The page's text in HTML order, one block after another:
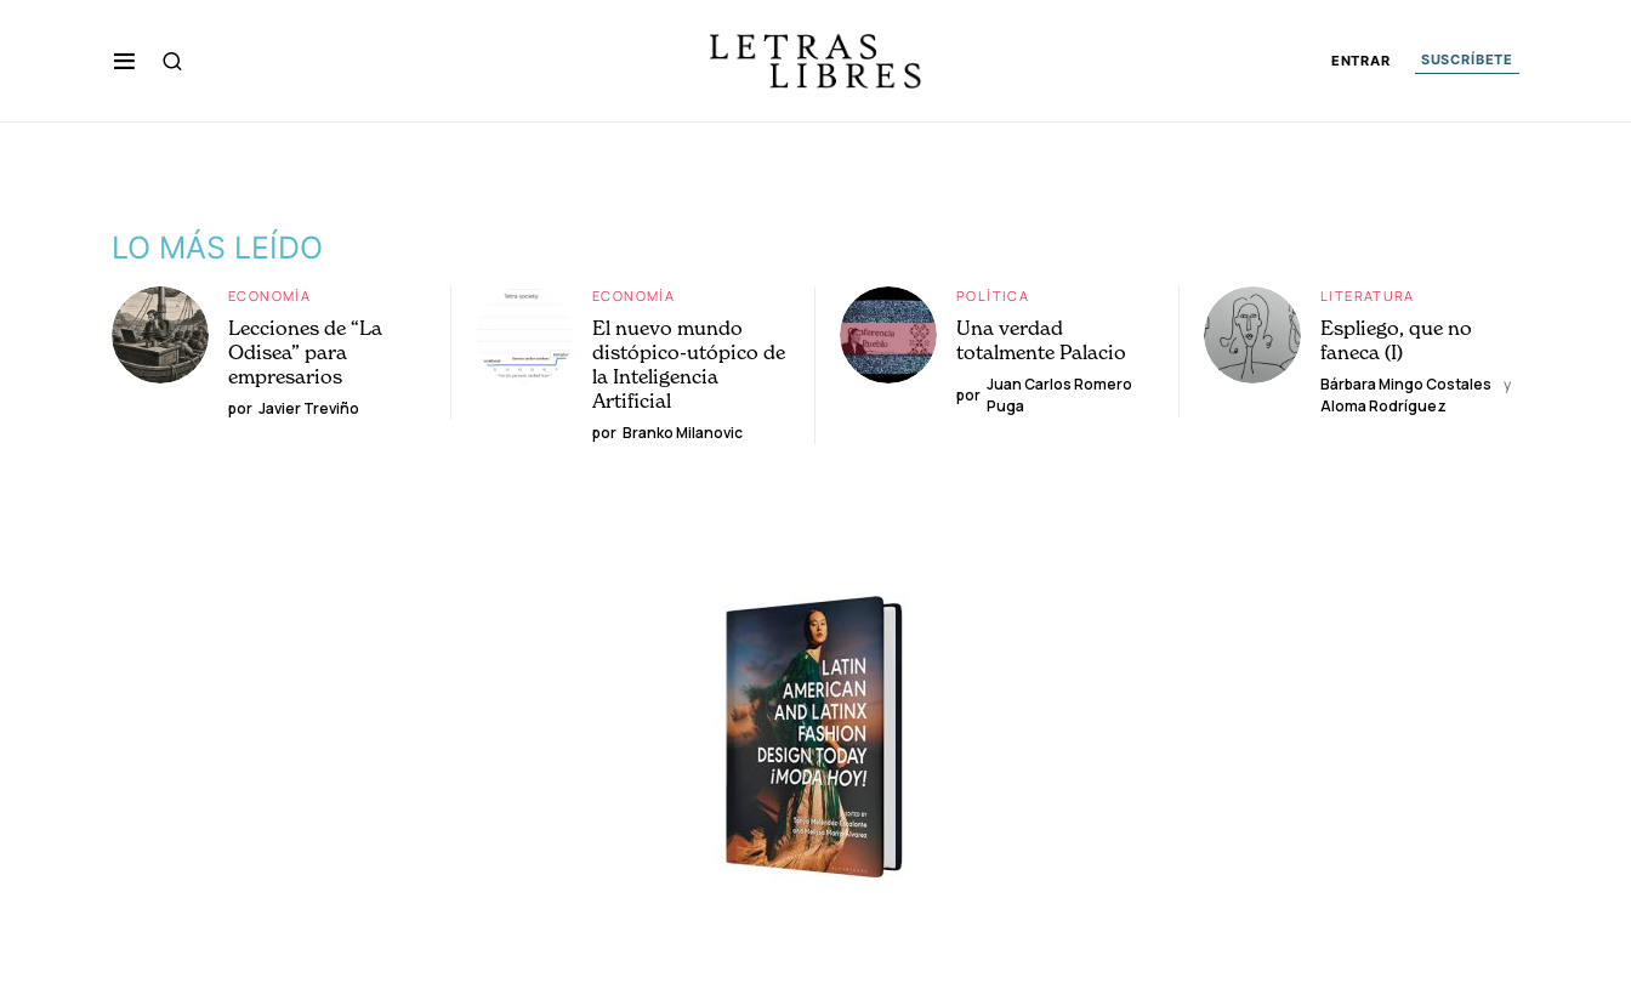
ENTRAR SUSCRÍBETE
LO MÁS LEÍDO
ECONOMÍA
Lecciones de “La
Odisea” para
empresarios
por Javier Treviño
ECONOMÍA
El nuevo mundo
distópico-utópico de
la Inteligencia
Artificial
por Branko Milanovic
POLÍTICA
Una verdad
totalmente Palacio
por
Juan Carlos Romero
Puga
LITERATURA
Espliego, que no
faneca (I)
Bárbara Mingo Costales
y
Aloma Rodríguez